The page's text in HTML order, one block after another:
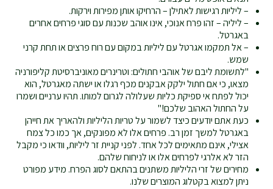
– ליליות רגישות לאתילן – הרחיקו אותן מפירות וירקות.
– ליליה – זהו פרח אנוכי, אינו אוהב שכנות עם סוגי פרחים אחרים
באגרטל.
– אל תמקמו אגרטל עם ליליות במקום עם רוח פרצים או תחת קרני
שמש.
"לתשומת ליבם של אוהבי חתולים: וטרינרים מאוניברסיטת קליפורניה
מצאו, כי אם חתול ילקק אבקנים מכף רגלו או ישתה מאגרטל, הוא
יכול לפתח אי ספיקת כליות שעלולה לגרום למותו. תהיו ערניים ושמרו
על החתול האהוב שלכם!"
כעת אתם יודעים כיצד לשמור על טריות הליליות ולהאריך את חייהן
באגרטל למשך זמן רב. פרחים אלו לא מפונקים, אך כמו כל צמח
אצילי, אינם מתאימים לכל אחד. לפני קניית זר ליליות, וודאו כי מקבל
הזר לא אלרגי לפרחים אלו או לניחוח שלהם.
מחירים של זרי הליליות משתנים בהתאם לסוג הפרח. מידע מפורט
ניתן למצוא בקטלוג המוצרים שלנו.